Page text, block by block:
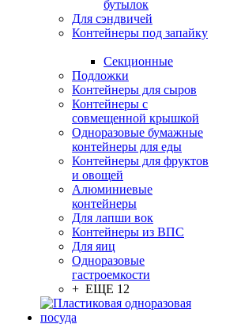
бутылок
Для сэндвичей
Контейнеры под запайку
Секционные
Подложки
Контейнеры для сыров
Контейнеры с
совмещенной крышкой
Одноразовые бумажные
контейнеры для еды
Контейнеры для фруктов
и овощей
Алюминиевые
контейнеры
Для лапши вок
Контейнеры из ВПС
Для яиц
Одноразовые
гастроемкости
+ ЕЩЕ 12